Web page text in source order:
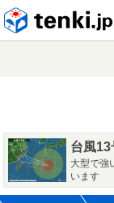
台風13
大型で強
います